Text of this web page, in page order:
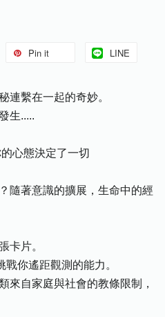
Pin it LINE
連繫在一起的奇妙。
生.....
心態決定了一切
隨著意識的擴展，生命中的經
卡片。
你遙距觀測的能力。
來自家庭與社會的教條限制，